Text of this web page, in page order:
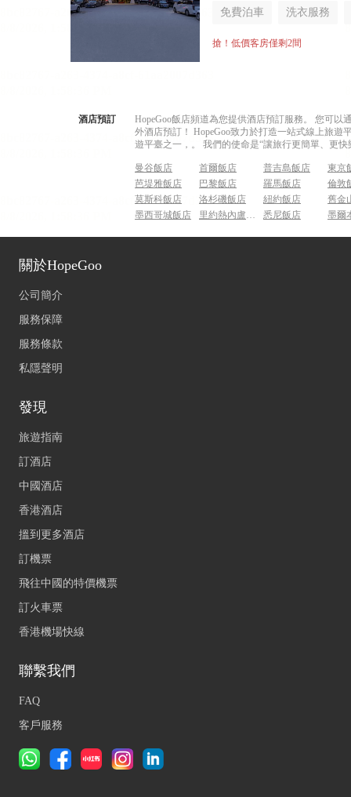
免費泊車 洗衣服務
搶！低價客房僅剩2間
酒店預訂
HopeGoo飯店頻道為您提供酒店預訂服務。 您可
外酒店預訂！ HopeGoo致力於打造一站式線上旅
遊平臺之一，。 我們的使命是“讓旅行更簡單、更
曼谷飯店 首爾飯店 普吉島飯店
東京
芭堤雅飯店
巴黎飯店 羅馬飯店
倫敦
莫斯科飯店
洛杉磯飯店 紐約飯店
舊金
墨西哥城飯店
里約熱內盧飯店 悉尼飯店 墨爾
關於HopeGoo
公司簡介
服務保障
服務條款
私隱聲明
發現
旅遊指南
訂酒店
中國酒店
香港酒店
搵到更多酒店
訂機票
飛往中國的特價機票
訂火車票
香港機場快線
聯繫我們
FAQ
客戶服務